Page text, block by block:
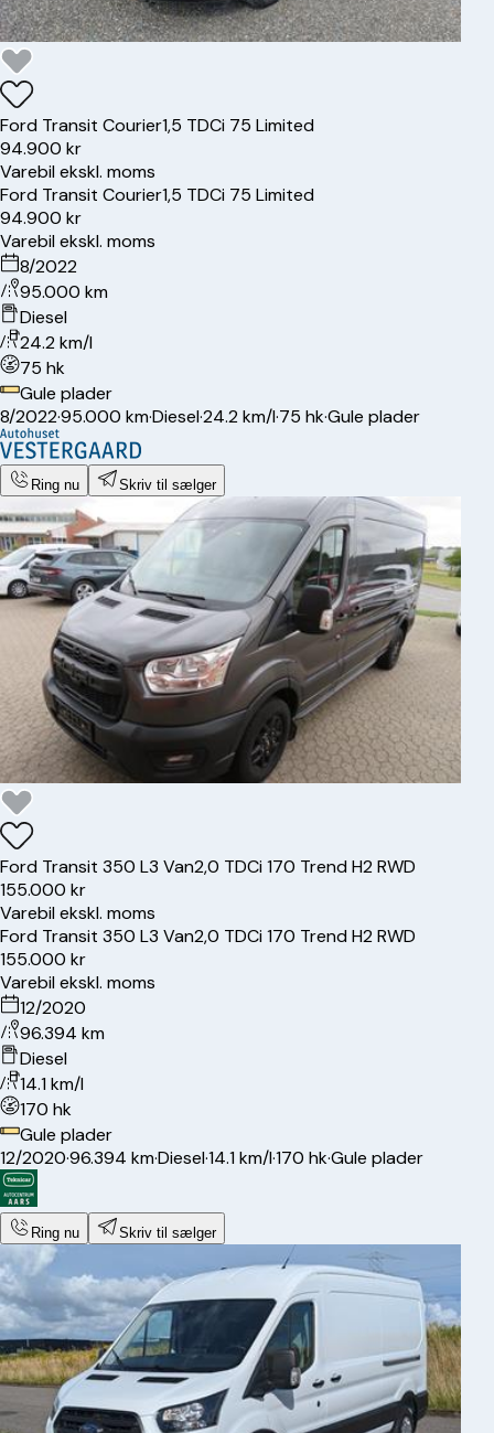
Ford Transit Courier1,5 TDCi 75 Limited
94.900 kr
Varebil ekskl. moms
Ford Transit Courier1,5 TDCi 75 Limited
94.900 kr
Varebil ekskl. moms
8/2022
95.000 km
Diesel
24.2 km/l
75 hk
Gule plader
8/2022·95.000 km·Diesel·24.2 km/l·75 hk·Gule plader
Ring nu Skriv til sælger
Ford Transit 350 L3 Van2,0 TDCi 170 Trend H2 RWD
155.000 kr
Varebil ekskl. moms
Ford Transit 350 L3 Van2,0 TDCi 170 Trend H2 RWD
155.000 kr
Varebil ekskl. moms
12/2020
96.394 km
Diesel
14.1 km/l
170 hk
Gule plader
12/2020·96.394 km·Diesel·14.1 km/l·170 hk·Gule plader
Ring nu Skriv til sælger